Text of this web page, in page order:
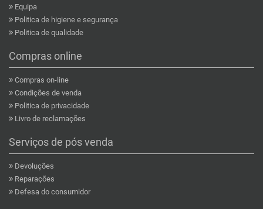
Equipa
Politica de higiene e segurança
Politica de qualidade
Compras online
Compras on-line
Condições de venda
Politica de privacidade
Livro de reclamações
Serviços de pós venda
Devoluções
Reparações
Defesa do consumidor